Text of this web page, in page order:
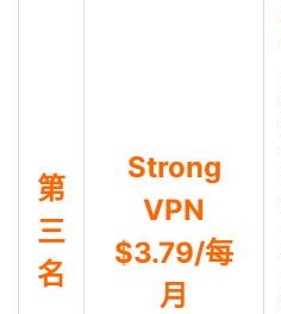
第
三
名
Strong
VPN
$3.79/每
月